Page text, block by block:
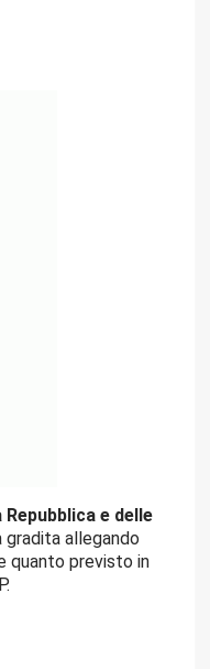
e delle
allegando
quanto previsto in